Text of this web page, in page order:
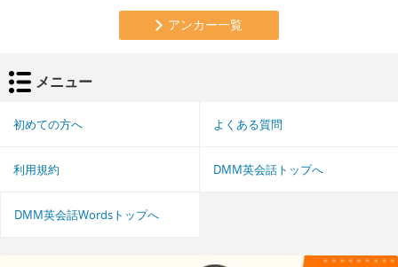
アンカー一覧
メニュー
初めての方へ よくある質問
利用規約 DMM英会話トップへ
DMM英会話Wordsトップへ